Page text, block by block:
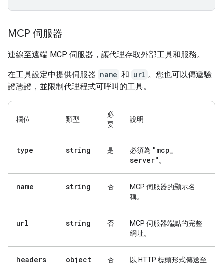
MCP 伺服器
連線至遠端 MCP 伺服器，讓代理存取外部工具和服務。
在工具設定中提供伺服器 name 和 url 。您也可以傳遞驗
證憑證，並限制代理程式可呼叫的工具。
欄位 類型
必
要
說明
type string 是 必須為 "mcp_
server" 。
name string 否
MCP 伺服器的顯示名
稱。
url string 否
MCP 伺服器端點的完整
網址。
headers object 否
以 HTTP 標頭形式傳送至